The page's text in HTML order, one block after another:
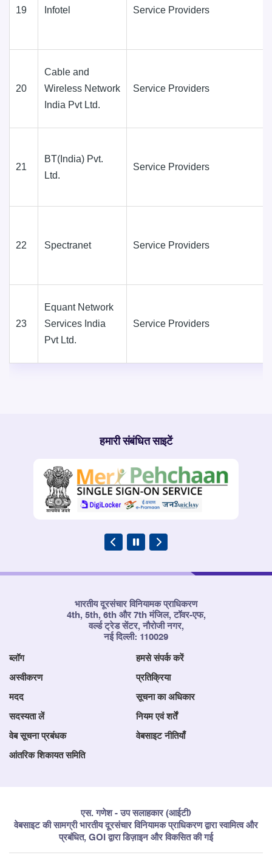
19 Infotel Service Providers
20
Cable and
Wireless Network
India Pvt Ltd.
Service Providers
21
BT(India) Pvt.
Ltd.
Service Providers
22 Spectranet Service Providers
23
Equant Network
Services India
Pvt Ltd.
Service Providers
हमारी संबंधित साइटें
भारतीय दूरसंचार विनियामक प्राधिकरण
4th, 5th, 6th और 7th मंजिल, टॉवर-एफ,
वर्ल्ड ट्रेड सेंटर, नौरोजी नगर,
नई दिल्ली: 110029
ब्लॉग हमसे संपर्क करें
अस्वीकरण प्रतिक्रिया
मदद सूचना का अधिकार
सदस्यता लें नियम एवं शर्तें
वेब सूचना प्रबंधक वेबसाइट नीतियाँ
आंतरिक शिकायत समिति
एस. गणेश - उप सलाहकार (आईटी)
वेबसाइट की सामग्री भारतीय दूरसंचार विनियामक प्राधिकरण द्वारा स्वामित्व और
प्रबंधित, GOI द्वारा डिज़ाइन और विकसित की गई